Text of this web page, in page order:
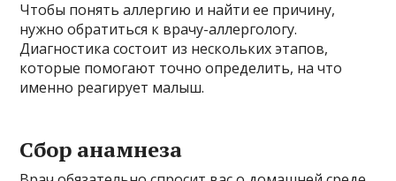
Чтобы понять аллергию и найти ее причину,
нужно обратиться к врачу-аллергологу.
Диагностика состоит из нескольких этапов,
которые помогают точно определить, на что
именно реагирует малыш.
Сбор анамнеза